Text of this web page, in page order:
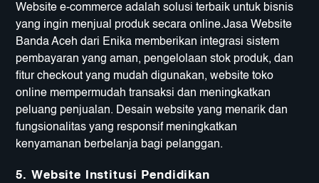
Website e-commerce adalah solusi terbaik untuk bisnis
yang ingin menjual produk secara online.Jasa Website
Banda Aceh dari Enika memberikan integrasi sistem
pembayaran yang aman, pengelolaan stok produk, dan
fitur checkout yang mudah digunakan, website toko
online mempermudah transaksi dan meningkatkan
peluang penjualan. Desain website yang menarik dan
fungsionalitas yang responsif meningkatkan
kenyamanan berbelanja bagi pelanggan.
5. Website Institusi Pendidikan